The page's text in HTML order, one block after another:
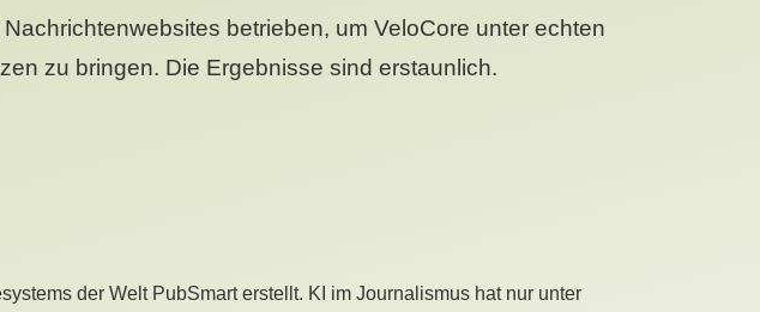
betrieben, um VeloCore unter echten
zu bringen. Die Ergebnisse sind erstaunlich.
der Welt PubSmart erstellt. KI im Journalismus hat nur unter